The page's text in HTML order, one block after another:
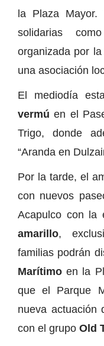
la Plaza Mayor.
solidarias
organizada por
una asociación
El mediodía
vermú en el
Trigo, donde
“Aranda en
Por la tarde, el
con nuevos
Acapulco con la
amarillo,
familias podrán
Marítimo en la
que el Parque
nueva actuación
con el grupo Old